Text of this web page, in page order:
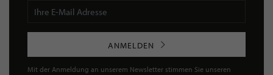
ANMELDEN
Mit der Anmeldung an unserem Newsletter stimmen Sie unseren